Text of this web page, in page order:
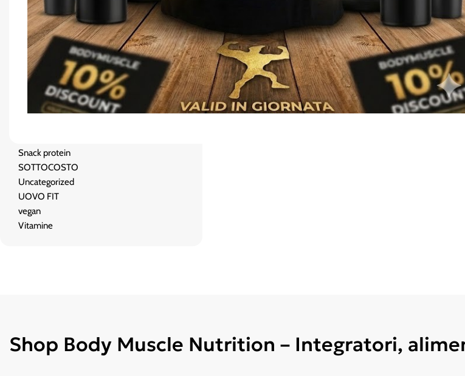
Mass Gainer
OMEGA 3
PASTA KETO/ PROTEICO
Pre-Post Workout
Promo Pack
PROMO SUMMER
Proteine
Salse zero
Snack protein
SOTTOCOSTO
Uncategorized
UOVO FIT
vegan
Vitamine
Shop Body Muscle Nutrition – Integratori,